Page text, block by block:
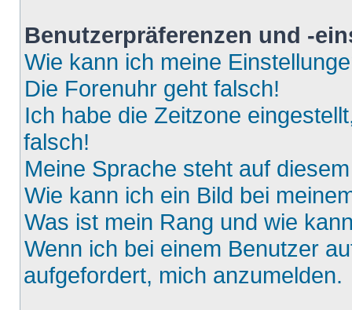
Benutzerpräferenzen und -
Wie kann ich meine
Die Forenuhr geht falsch!
Ich habe die Zeitzone
falsch!
Meine Sprache steht auf
Wie kann ich ein Bild bei
Was ist mein Rang und wie
Wenn ich bei einem Benutzer
aufgefordert, mich anzumelden.